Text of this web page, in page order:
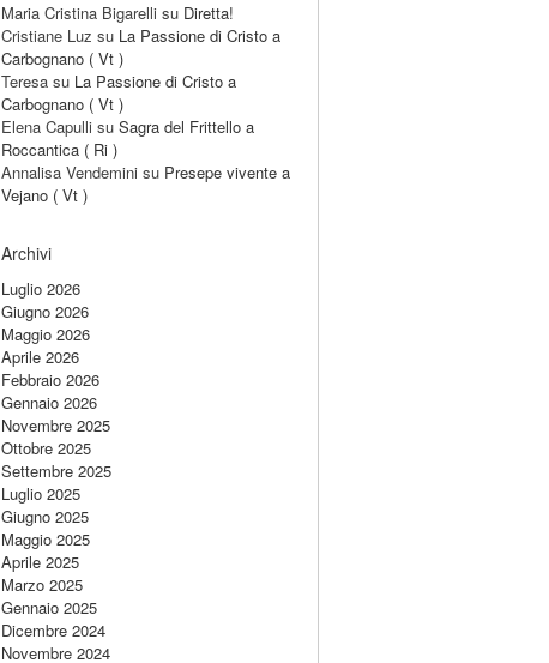
Maria Cristina Bigarelli su Diretta!
Cristiane Luz su La Passione di Cristo a
Carbognano ( Vt )
Teresa su La Passione di Cristo a
Carbognano ( Vt )
Elena Capulli suSagra del Frittello a
Roccantica ( Ri )
Annalisa Vendemini su Presepe vivente a
Vejano ( Vt )
Archivi
Luglio 2026
Giugno 2026
Maggio 2026
Aprile 2026
Febbraio 2026
Gennaio 2026
Novembre 2025
Ottobre 2025
Settembre 2025
Luglio 2025
Giugno 2025
Maggio 2025
Aprile 2025
Marzo 2025
Gennaio 2025
Dicembre 2024
Novembre 2024